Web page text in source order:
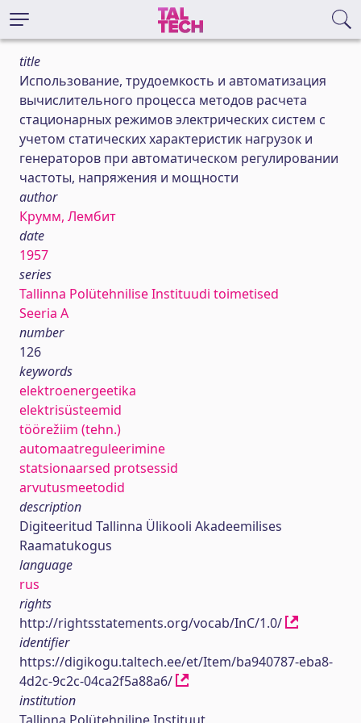
title
Использование, трудоемкость и автоматизация
вычислительного процесса методов расчета
стационарных режимов электрических систем с
учетом статических характеристик нагрузок и
генераторов при автоматическом регулировании
частоты, напряжения и мощности
author
Крумм, Лембит
date
1957
series
Tallinna Polütehnilise Instituudi toimetised
Seeria A
number
126
keywords
elektroenergeetika
elektrisüsteemid
töörežiim (tehn.)
automaatreguleerimine
statsionaarsed protsessid
arvutusmeetodid
description
Digiteeritud Tallinna Ülikooli Akadeemilises
Raamatukogus
language
rus
rights
http://rightsstatements.org/vocab/InC/1.0/
identifier
https://digikogu.taltech.ee/et/Item/ba940787-eba8-
4d2c-9c2c-04ca2f5a88a6/
institution